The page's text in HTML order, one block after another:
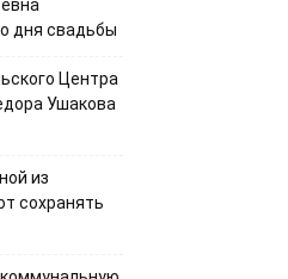
дня свадьбы
Центра
Ушакова
из
сохранять